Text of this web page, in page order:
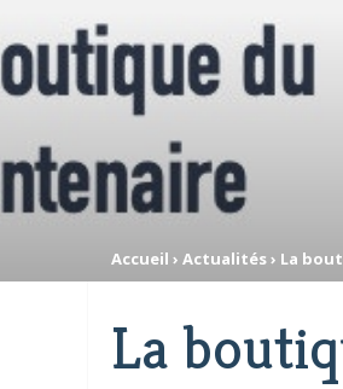
Accueil ›Actualités› La
La